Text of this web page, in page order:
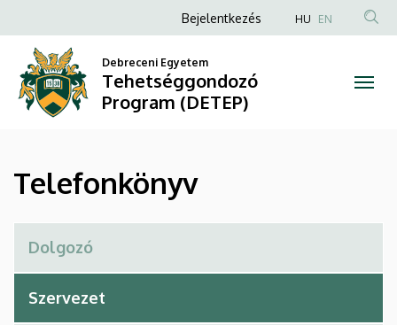
Telefonkönyv
Tehetséggondozó
Program
(DETEP)
a
tartalomra
Anonim
fiók
menüje
Bejelentkezés HU EN
Debreceni Egyetem
Tehetséggondozó
Program (DETEP)
Telefonkönyv